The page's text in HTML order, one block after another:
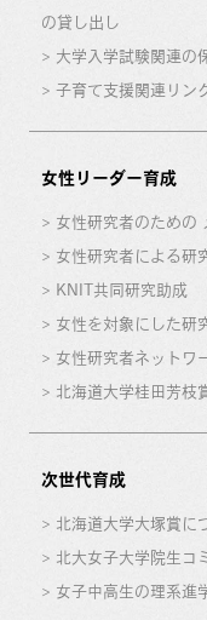
の貸し出し
大学入学試験関連の
子育て支援関連リン
女性リーダー育成
女性研究者のための
女性研究者による研
KNIT共同研究助成
女性を対象にした研
女性研究者ネットワ
北海道大学桂田芳枝
次世代育成
北海道大学大塚賞に
北大女子大学院生コ
女子中高生の理系進